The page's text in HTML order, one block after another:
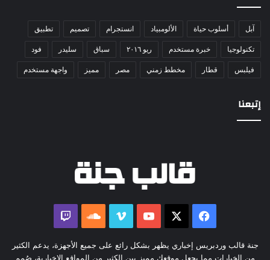
آبل أسلوب حياة الألومبياد انستجرام تصميم تطبيق
تكنولوجيا خبرة مستخدم ريو ٢٠١٦ سباق سليدر فود
فيلبس قطار مخطط زمني مصر مميز واجهة مستخدم
إتبعنا
فيسبوك ‫YouTube
ڤميو
ساوند
كلاود
جنة قالب وردبريس إخباري يظهر بشكل رائع على جميع الأجهزة، يدعم الكثير
من الخيارات مما يجعل موقعك مميز بين الكثير من المواقع الإخبارية، صُمم